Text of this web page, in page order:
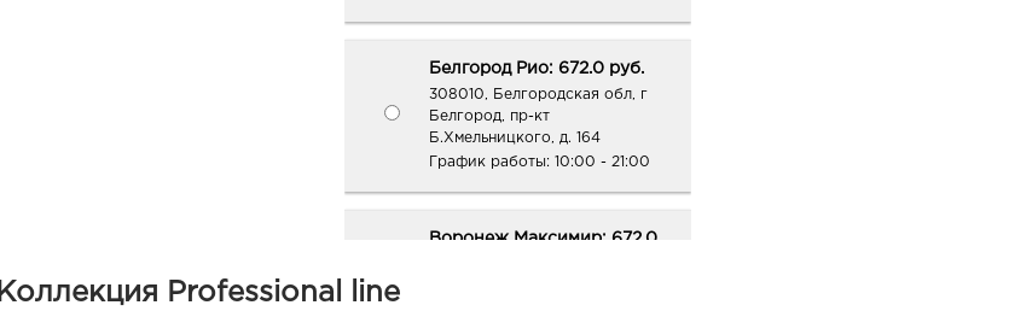
Белгород Рио: 672.0 руб.
308010, Белгородская обл, г
Белгород, пр-кт
Б.Хмельницкого, д. 164
График работы: 10:00 - 21:00
Воронеж Максимир: 672.0
Коллекция Professional line